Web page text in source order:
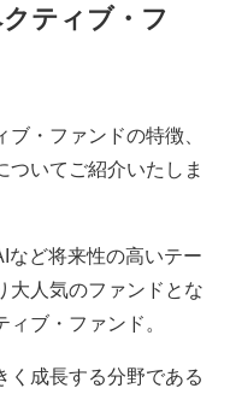
ティブ・フ
・ファンドの特徴、
ついてご紹介いたしま
など将来性の高いテー
大人気のファンドとな
ブ・ファンド。
く成長する分野である